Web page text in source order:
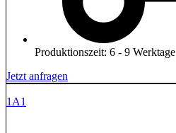
Produktionszeit: 6 - 9 Werktage
Jetzt anfragen
1A1